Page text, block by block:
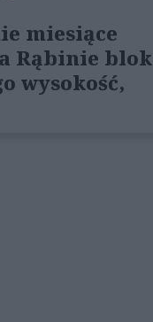
miesiące
Rąbinie blok
wysokość,